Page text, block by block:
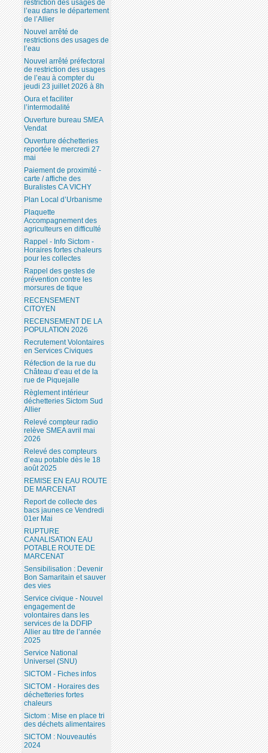
restriction des usages de
l’eau dans le département
de l’Allier
Nouvel arrêté de
restrictions des usages de
l’eau
Nouvel arrêté préfectoral
de restriction des usages
de l’eau à compter du
jeudi 23 juillet 2026 à 8h
Oura et faciliter
l’intermodalité
Ouverture bureau SMEA
Vendat
Ouverture déchetteries
reportée le mercredi 27
mai
Paiement de proximité -
carte / affiche des
Buralistes CA VICHY
Plan Local d’Urbanisme
Plaquette
Accompagnement des
agriculteurs en difficulté
Rappel - Info Sictom -
Horaires fortes chaleurs
pour les collectes
Rappel des gestes de
prévention contre les
morsures de tique
RECENSEMENT
CITOYEN
RECENSEMENT DE LA
POPULATION 2026
Recrutement Volontaires
en Services Civiques
Réfection de la rue du
Château d’eau et de la
rue de Piquejalle
Règlement intérieur
déchetteries Sictom Sud
Allier
Relevé compteur radio
relève SMEA avril mai
2026
Relevé des compteurs
d’eau potable dès le 18
août 2025
REMISE EN EAU ROUTE
DE MARCENAT
Report de collecte des
bacs jaunes ce Vendredi
01er Mai
RUPTURE
CANALISATION EAU
POTABLE ROUTE DE
MARCENAT
Sensibilisation : Devenir
Bon Samaritain et sauver
des vies
Service civique - Nouvel
engagement de
volontaires dans les
services de la DDFIP
Allier au titre de l’année
2025
Service National
Universel (SNU)
SICTOM - Fiches infos
SICTOM - Horaires des
déchetteries fortes
chaleurs
Sictom : Mise en place tri
des déchets alimentaires
SICTOM : Nouveautés
2024